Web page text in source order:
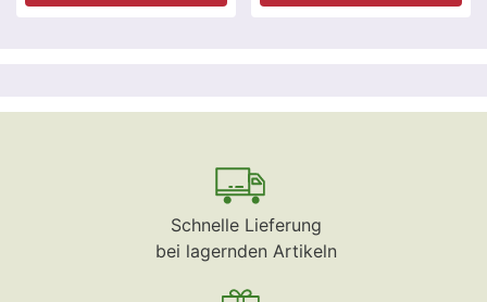
Schnelle Lieferung
bei lagernden Artikeln